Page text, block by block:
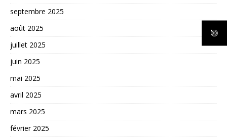
septembre 2025
août 2025
juillet 2025
juin 2025
mai 2025
avril 2025
mars 2025
février 2025